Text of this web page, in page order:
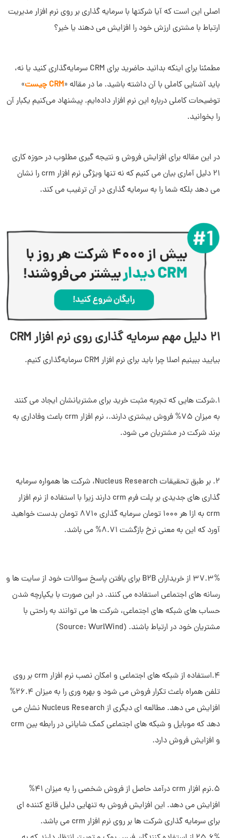
چرا باید روی CRM دیدار سرمایه‌گذای کنیم؟
اصلی این است که آیا شرکتها با سرمایه گذاری بر روی نرم افزار مدیریت
ارتباط با مشتری ارزش خود را افزایش می دهند یا خیر؟
مطمئنا برای اینکه بدانید حاضرید برای CRM سرمایه‌گذاری کنید یا نه،
باید آشنایی کاملی با آن داشته باشید. ما در مقاله «CRM چیست
»
توضیحات کاملی درباره این نرم افزار داده‌ایم. پیشنهاد می‌کنیم یکبار آن
را بخوانید.
در این مقاله برای افزایش فروش و نتیجه گیری مطلوب در حوزه کاری
21 دلیل آماری بیان می کنیم که نه تنها ویژگی نرم افزار crm را نشان
می دهد بلکه شما را به سرمایه گذاری در آن ترغیب می کند.
21 دلیل مهم سرمایه گذاری روی نرم افزار CRM
بیایید ببینیم اصلا چرا باید برای نرم افزار CRM سرمایه‌گذاری کنیم.
1.شرکت هایی که تجربه مثبت خرید برای مشتریانشان ایجاد می کنند
به میزان 75% فروش بیشتری دارند.، نرم افزار crm باعث وفاداری به
برند شرکت در مشتریان می شود.
2. بر طبق تحقیقات Nucleus Research، شرکت ها همواره سرمایه
گذاری های جدیدی بر پلت فرم crm دارند زیرا با استفاده از نرم افزار
crm به ازا هر 1000 تومان سرمایه گذاری 8710 تومان بدست خواهید
آورد که این به معنی نرخ بازگشت 8.71% می باشد.
37.3% از خریداران B2B برای یافتن پاسخ سوالات خود از سایت ها و
رسانه های اجتماعی استفاده می کنند. در این صورت با یکپارچه شدن
حساب های شبکه های اجتماعی، شرکت ها می توانند به راحتی با
مشتریان خود در ارتباط باشند. (Source: WurlWind)
4.استفاده از شبکه های اجتماعی و امکان نصب نرم افزار crm بر روی
تلفن همراه باعث تکرار فروش می شود و بهره وری را به میزان 26.4%
افزایش می دهد. مطالعه ای دیگری از Nucleus Research نشان می
دهد که موبایل و شبکه های اجتماعی کمک شایانی در رابطه بین crm
و افزایش فروش دارد.
5.نرم افزار crm درآمد حاصل از فروش شخصی را به میزان 41%
افزایش می دهد. این افزایش فروش به تنهایی دلیل قانع کننده ای
برای سرمایه گذاری شرکت ها بر روی نرم افزار crm می باشد.